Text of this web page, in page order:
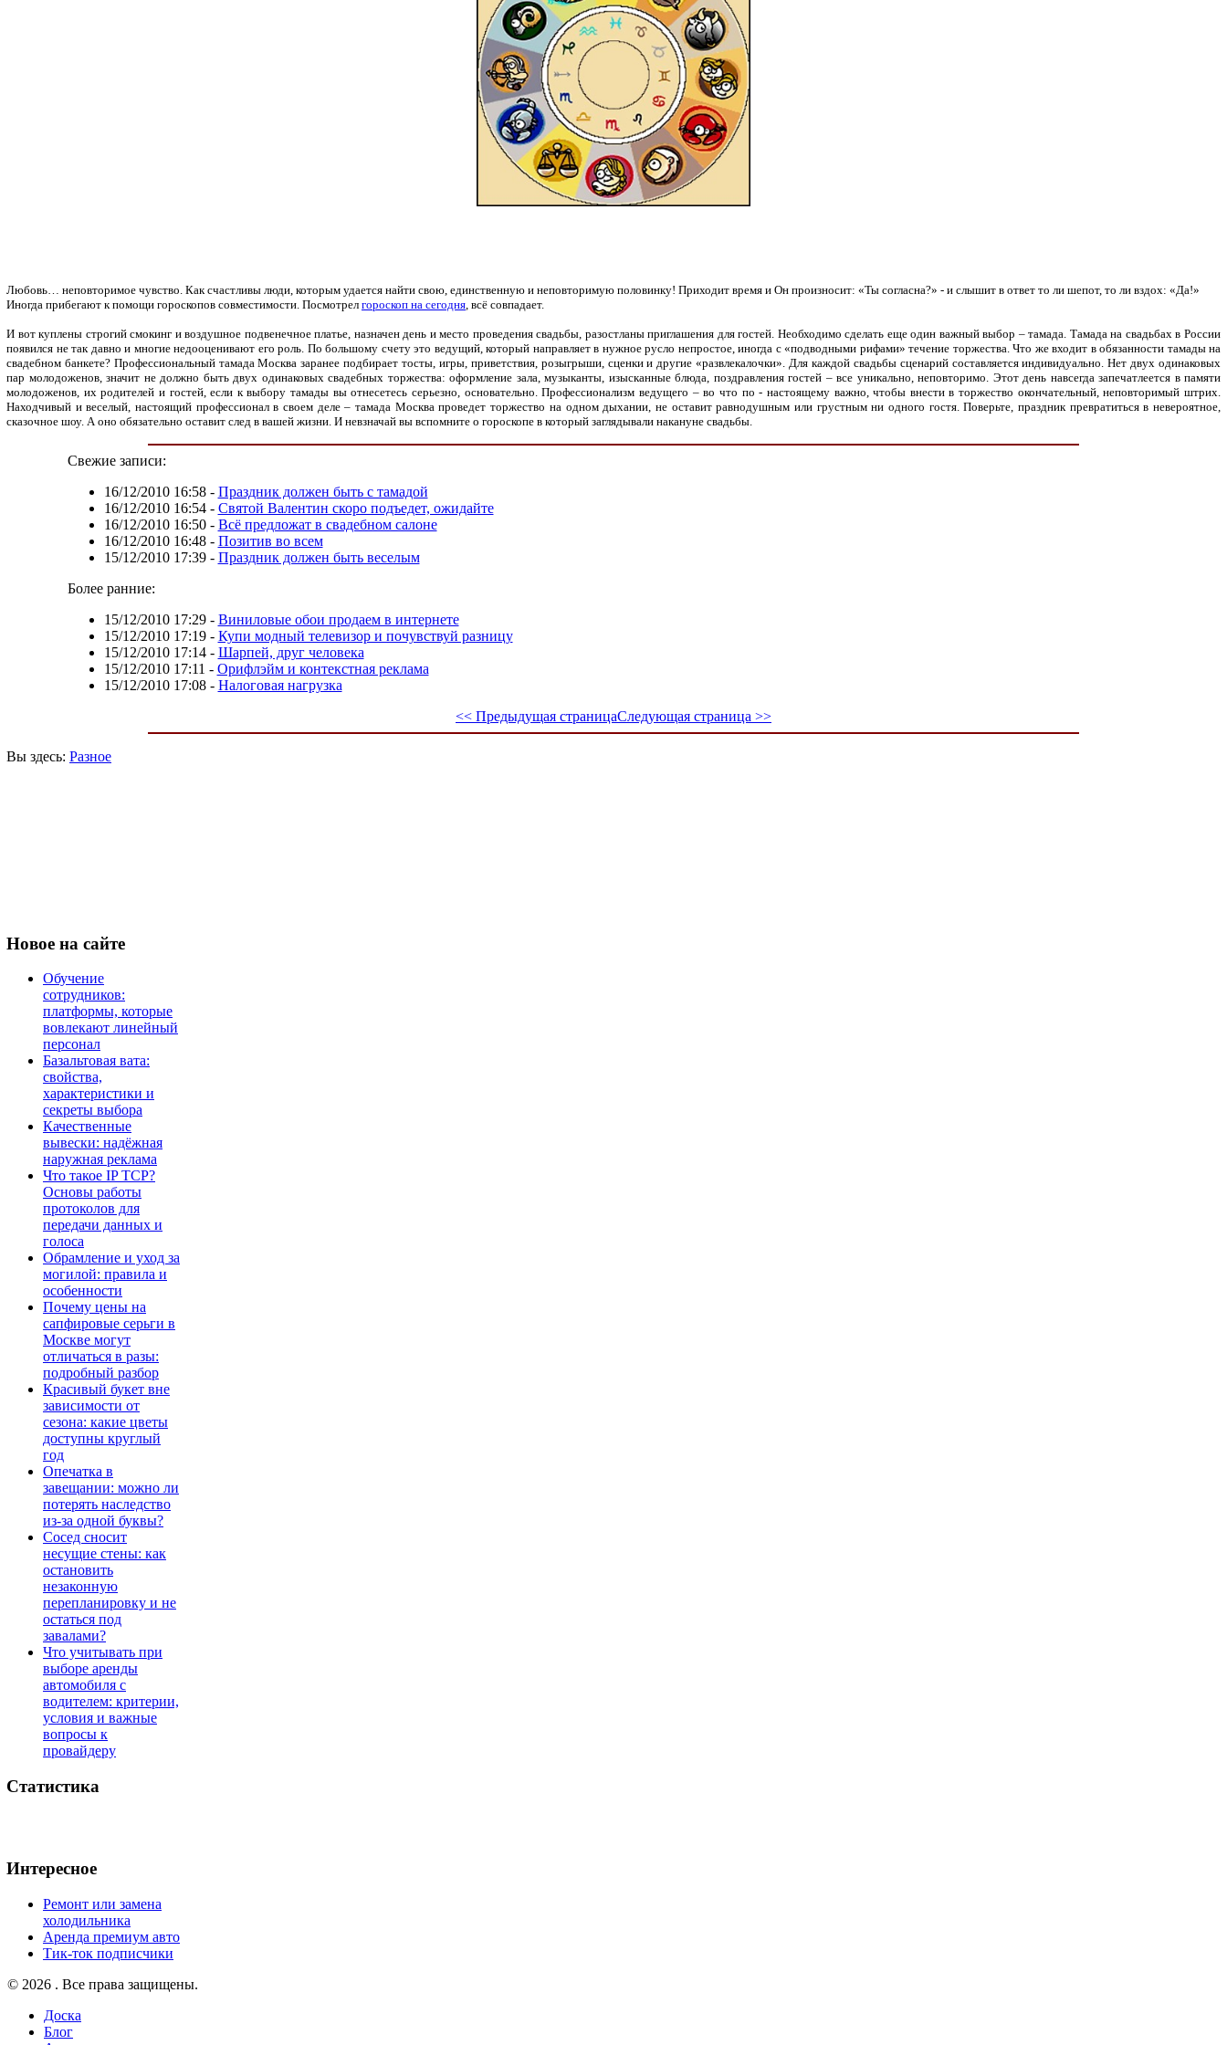
Любовь… неповторимое чувство. Как счастливы люди, которым удается найти свою, единственную и неповторимую половинку! Приходит время и Он произносит: «Ты согласна?» - и слышит в ответ то ли шепот, то ли вздох: «Да!»
Иногда прибегают к помощи гороскопов совместимости. Посмотрел гороскоп на сегодня , всё совпадает.
И вот куплены строгий смокинг и воздушное подвенечное платье, назначен день и место проведения свадьбы, разостланы приглашения для гостей. Необходимо сделать еще один важный выбор – тамада. Тамада на свадьбах в России
появился не так давно и многие недооценивают его роль. По большому счету это ведущий, который направляет в нужное русло непростое, иногда с «подводными рифами» течение торжества. Что же входит в обязанности тамады на
свадебном банкете? Профессиональный тамада Москва заранее подбирает тосты, игры, приветствия, розыгрыши, сценки и другие «развлекалочки». Для каждой свадьбы сценарий составляется индивидуально. Нет двух одинаковых
пар молодоженов, значит не должно быть двух одинаковых свадебных торжества: оформление зала, музыканты, изысканные блюда, поздравления гостей – все уникально, неповторимо. Этот день навсегда запечатлеется в памяти
молодоженов, их родителей и гостей, если к выбору тамады вы отнесетесь серьезно, основательно. Профессионализм ведущего – во что по - настоящему важно, чтобы внести в торжество окончательный, неповторимый штрих.
Находчивый и веселый, настоящий профессионал в своем деле – тамада Москва проведет торжество на одном дыхании, не оставит равнодушным или грустным ни одного гостя. Поверьте, праздник превратиться в невероятное,
сказочное шоу. А оно обязательно оставит след в вашей жизни. И невзначай вы вспомните о гороскопе в который заглядывали накануне свадьбы.
Свежие записи:
16/12/2010 16:58- Праздник должен быть с тамадой
16/12/2010 16:54- Святой Валентин скоро подъедет, ожидайте
16/12/2010 16:50- Всё предложат в свадебном салоне
16/12/2010 16:48- Позитив во всем
15/12/2010 17:39- Праздник должен быть веселым
Более ранние:
15/12/2010 17:29- Виниловые обои продаем в интернете
15/12/2010 17:19- Купи модный телевизор и почувствуй разницу
15/12/2010 17:14- Шарпей, друг человека
15/12/2010 17:11 - Орифлэйм и контекстная реклама
15/12/2010 17:08- Налоговая нагрузка
<< Предыдущая страницаСледующая страница >>
Вы здесь: Разное
Новое на сайте
Обучение
сотрудников:
платформы, которые
вовлекают линейный
персонал
Базальтовая вата:
свойства,
характеристики и
секреты выбора
Качественные
вывески: надёжная
наружная реклама
Что такое IP TCP?
Основы работы
протоколов для
передачи данных и
голоса
Обрамление и уход за
могилой: правила и
особенности
Почему цены на
сапфировые серьги в
Москве могут
отличаться в разы:
подробный разбор
Красивый букет вне
зависимости от
сезона: какие цветы
доступны круглый
год
Опечатка в
завещании: можно ли
потерять наследство
из-за одной буквы?
Сосед сносит
несущие стены: как
остановить
незаконную
перепланировку и не
остаться под
завалами?
Что учитывать при
выборе аренды
автомобиля с
водителем: критерии,
условия и важные
вопросы к
провайдеру
Статистика
Интересное
Ремонт или замена
холодильника
Аренда премиум авто
Тик-ток подписчики
© 2026 . Все права защищены.
Доска
Блог